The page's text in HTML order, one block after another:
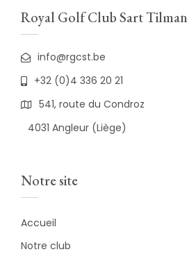
Royal Golf Club Sart Tilman
info@rgcst.be
+32 (0)4 336 20 21
541, route du Condroz
4031 Angleur (Liège)
Notre site
Accueil
Notre club